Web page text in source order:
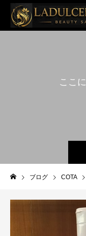
こ こ に
ブログ COTA